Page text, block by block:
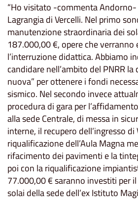
“Ho visitato -commenta
Lagrangia di Vercelli. Nel primo
manutenzione straordinaria dei
187.000,00 €, opere che
l’interruzione didattica. Abbiamo
candidare nell’ambito del PNRR la
nuova” per ottenere i fondi
sismico. Nel secondo invece
procedura di gara per
alla sede Centrale, di messa in
interne, il recupero dell’ingresso
riqualificazione dell’Aula Magna
rifacimento dei pavimenti e la
poi con la riqualificazione
77.000,00 € saranno investiti per
solai della sede dell’ex Istituto